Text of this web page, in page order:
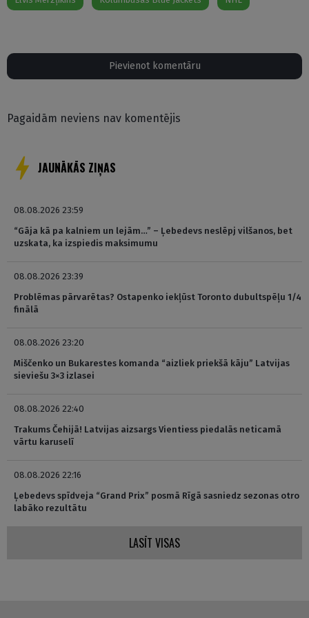
Pievienot komentāru
Pagaidām neviens nav komentējis
JAUNĀKĀS ZIŅAS
08.08.2026 23:59
“Gāja kā pa kalniem un lejām…” – Ļebedevs neslēpj vilšanos, bet
uzskata, ka izspiedis maksimumu
08.08.2026 23:39
Problēmas pārvarētas? Ostapenko iekļūst Toronto dubultspēļu 1/4
finālā
08.08.2026 23:20
Miščenko un Bukarestes komanda “aizliek priekšā kāju” Latvijas
sieviešu 3×3 izlasei
08.08.2026 22:40
Trakums Čehijā! Latvijas aizsargs Vientiess piedalās neticamā
vārtu karuselī
08.08.2026 22:16
Ļebedevs spīdveja “Grand Prix” posmā Rīgā sasniedz sezonas otro
labāko rezultātu
LASĪT VISAS